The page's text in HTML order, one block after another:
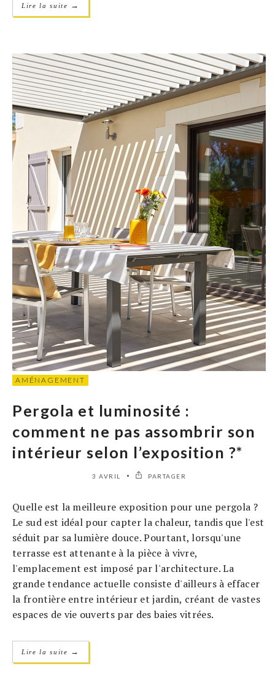
Lire la suite →
AMÉNAGEMENT
Pergola et luminosité :
comment ne pas assombrir son
intérieur selon l’exposition ?*
3 AVRIL PARTAGER
Quelle est la meilleure exposition pour une pergola ?
Le sud est idéal pour capter la chaleur, tandis que l'est
séduit par sa lumière douce. Pourtant, lorsqu'une
terrasse est attenante à la pièce à vivre,
l'emplacement est imposé par l'architecture. La
grande tendance actuelle consiste d'ailleurs à effacer
la frontière entre intérieur et jardin, créant de vastes
espaces de vie ouverts par des baies vitrées.
Lire la suite →